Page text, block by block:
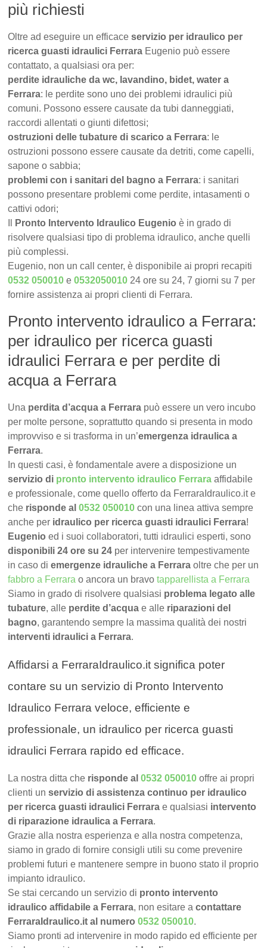
più richiesti
Oltre ad eseguire un efficaceservizio per idraulico per
ricerca guasti idraulici Ferrara Eugenio può essere
contattato, a qualsiasi ora per:
perdite idrauliche da wc, lavandino, bidet, water a
Ferrara: le perdite sono uno dei problemi idraulici più
comuni. Possono essere causate da tubi danneggiati,
raccordi allentati o giunti difettosi;
ostruzioni delle tubature di scarico a Ferrara: le
ostruzioni possono essere causate da detriti, come capelli,
sapone o sabbia;
problemi con i sanitari del bagno a Ferrara: i sanitari
possono presentare problemi come perdite, intasamenti o
cattivi odori;
Pronto Intervento Idraulico Eugenio è in grado di
risolvere qualsiasi tipo di problema idraulico, anche quelli
più complessi.
Eugenio, non un call center, è disponibile ai propri recapiti
0532 050010 e0532050010 24 ore su 24, 7 giorni su 7 per
fornire assistenza ai propri clienti di Ferrara.
Pronto intervento idraulico a Ferrara:
per idraulico per ricerca guasti
idraulici Ferrara e per perdite di
acqua a Ferrara
Una perdita d’acqua a Ferrara può essere un vero incubo
per molte persone, soprattutto quando si presenta in modo
improvviso e si trasforma in un’emergenza idraulica a
Ferrara.
In questi casi, è fondamentale avere a disposizione un
servizio di pronto intervento idraulico Ferrara affidabile
e professionale, come quello offerto da FerraraIdraulico.it e
che risponde al0532 050010 con una linea attiva sempre
anche per idraulico per ricerca guasti idraulici Ferrara!
Eugenio ed i suoi collaboratori, tutti idraulici esperti, sono
disponibili 24 ore su 24 per intervenire tempestivamente
in caso diemergenze idrauliche a Ferraraoltre che per un
fabbro a Ferrara o ancora un bravotapparellista a Ferrara
Siamo in grado di risolvere qualsiasi problema legato alle
tubature, alle perdite d’acqua e alle riparazioni del
bagno, garantendo sempre la massima qualità dei nostri
interventi idraulici a Ferrara.
Affidarsi a FerraraIdraulico.it significa poter
contare su un servizio di Pronto Intervento
Idraulico Ferrara veloce, efficiente e
professionale, un idraulico per ricerca guasti
idraulici Ferrara rapido ed efficace.
La nostra ditta che risponde al0532 050010 offre ai propri
clienti unservizio di assistenza continuo per idraulico
per ricerca guasti idraulici Ferrara e qualsiasi intervento
di riparazione idraulica a Ferrara.
Grazie alla nostra esperienza e alla nostra competenza,
siamo in grado di fornire consigli utili su come prevenire
problemi futuri e mantenere sempre in buono stato il proprio
impianto idraulico.
Se stai cercando un servizio di pronto intervento
idraulico affidabile a Ferrara, non esitare acontattare
FerraraIdraulico.it al numero0532 050010.
Siamo pronti ad intervenire in modo rapido ed efficiente per